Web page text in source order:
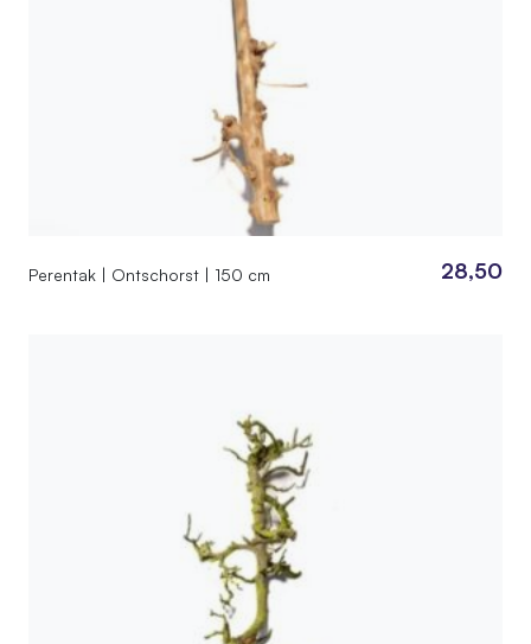
Perentak | Ontschorst | 150 cm 28,50